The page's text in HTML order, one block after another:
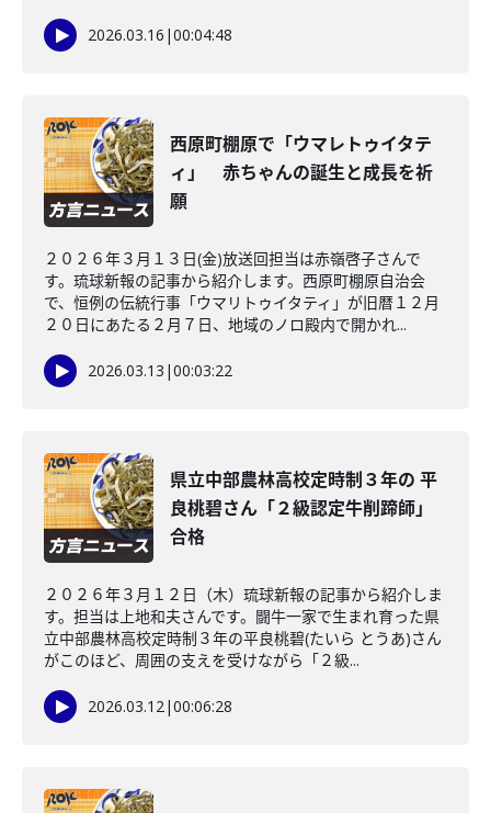
2026.03.16 |00:04:48
西原町棚原で「ウマレトゥイタテ
ィ」 赤ちゃんの誕生と成長を祈
願
２０２６年３月１３日(金)放送回担当は赤嶺啓子さんで
す。琉球新報の記事から紹介します。西原町棚原自治会
で、恒例の伝統行事「ウマリトゥイタティ」が旧暦１２月
２０日にあたる２月７日、地域のノロ殿内で開かれ...
2026.03.13 |00:03:22
県立中部農林高校定時制３年の 平
良桃碧さん「２級認定牛削蹄師」
合格
２０２６年３月１２日（木）琉球新報の記事から紹介しま
す。担当は上地和夫さんです。闘牛一家で生まれ育った県
立中部農林高校定時制３年の平良桃碧(たいら とうあ)さん
がこのほど、周囲の支えを受けながら「２級...
2026.03.12|00:06:28